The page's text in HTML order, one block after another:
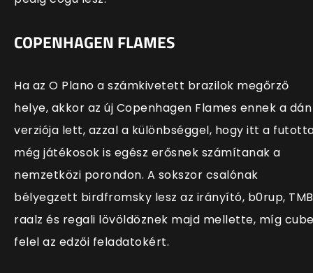
COPENHAGEN FLAMES
Ha az O Plano a számkivetett brazilok megőrző
helye, akkor az új Copenhagen Flames ennek a dán
verziója lett, azzal a különbséggel, hogy itt a
még játékosok is egész erősnek számítanak a
nemzetközi porondon. A sokszor csalónak
bélyegzett birdfromsky lesz az irányító, b0rup,
raalz és regali lövöldöznek majd mellette, míg
felel az edzői feladatokért.